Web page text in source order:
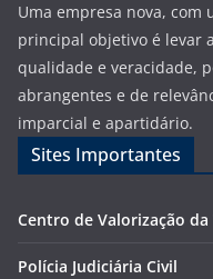
Uma empresa nova, com
principal objetivo é levar
qualidade e veracidade,
abrangentes e de
imparcial e apartidário.
Sites Importantes
Centro de Valorização da
Polícia Judiciária Civil